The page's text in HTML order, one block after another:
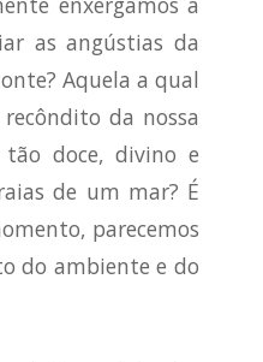
as angústias da
Aquela a qual
da nossa
doce, divino e
de um mar? É
parecemos
do ambiente e do